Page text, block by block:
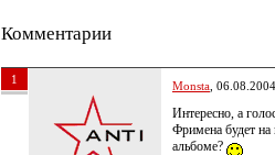
Комментарии
1 Monsta ,
Интересно, а
Фримена будет
альбоме?